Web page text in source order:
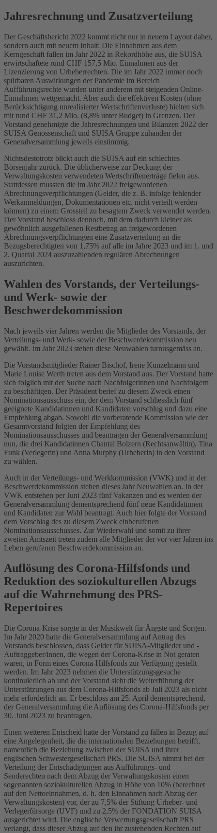
Jahresrechnung und Zusatzverteilung
Der Geschäftsbericht 2022 kommt nicht nur in neuem Layout daher,
sondern auch mit neuem Inhalt: Die Einnahmen aus dem
Kerngeschäft fallen im Jahr 2022 in Rekordhöhe aus, die SUISA
erwirtschaftete rund CHF 157,5 Mio. Einnahmen aus der
Lizenzierung von Urheberrechten. Die im Jahr 2022 immer noch
spürbaren Auswirkungen der Pandemie im Bereich
Aufführungsrechte wurden unter anderem mit steigenden Online-
Einnahmen wettgemacht. Aber auch die effektiven Kosten (ohne
Berücksichtigung unrealisierter Wertschriftenverluste) hielten sich
mit rund CHF 31,2 Mio. (8,8% unter Budget) in Grenzen. Der
Vorstand genehmigte die Jahresrechnungen und Bilanzen 2022 der
SUISA Genossenschaft und SUISA Gruppe zuhanden der
Generalversammlung jeweils einstimmig.
Nichtsdestotrotz blickt auch die SUISA auf ein schlechtes
Börsenjahr zurück. Die üblicherweise zur Deckung der
Verwaltungskosten verwendeten Wertschriftenerträge fielen aus.
Stattdessen mussten die im Jahr 2022 freigewordenen
Abrechnungsverpflichtungen (Gelder, die z. B. infolge fehlender
Werkanmeldungen, Dokumentationen etc. nicht verteilt werden
können) zu einem Grossteil zu besagtem Zweck verwendet werden.
Der Vorstand beschloss dennoch, mit dem dadurch kleiner als
gewöhnlich ausgefallenen Restbetrag an freigewordenen
Abrechnungsverpflichtungen eine Zusatzverteilung an die
Bezugsberechtigten von 1,75% auf alle im Jahre 2023 und im 1. und
2. Quartal 2024 auszuzahlenden regulären Abrechnungen
auszurichten.
Wahlen des Vorstands, der Verteilungs-
und Werk- sowie der
Beschwerdekommission
Nach jeweils vier Jahren werden die Mitglieder des Vorstands, der
Verteilungs- und Werk- sowie der Beschwerdekommission neu
gewählt. Im Jahr 2023 stehen diese Neuwahlen turnusgemäss an.
Die Vorstandsmitglieder Rainer Bischof, Irene Kunzelmann und
Marie Louise Werth treten aus dem Vorstand aus. Der Vorstand hatte
sich folglich mit der Suche nach Nachfolgerinnen und Nachfolgern
zu beschäftigen. Der Präsident berief zu diesem Zweck einen
Nominationsausschuss ein, der dem Vorstand schliesslich fünf
geeignete Kandidatinnen und Kandidaten vorschlug und dazu eine
Empfehlung abgab. Sowohl die vorberatende Kommission wie der
Gesamtvorstand folgten der Empfehlung des
Nominationsausschusses und beantragen der Generalversammlung
nun, die drei Kandidatinnen Chantal Bolzern (Rechtsanwältin), Tina
Funk (Verlegerin) und Anna Murphy (Urheberin) in den Vorstand
zu wählen.
Auch in der Verteilungs- und Werkkommission (VWK) und in der
Beschwerdekommission stehen dieses Jahr Neuwahlen an. In der
VWK entstehen per Juni 2023 fünf Vakanzen und es werden der
Generalversammlung dementsprechend fünf neue Kandidatinnen
und Kandidaten zur Wahl beantragt. Auch hier folgte der Vorstand
dem Vorschlag des zu diesem Zweck einberufenen
Nominationsausschusses. Zur Wiederwahl und somit zu ihrer
zweiten Amtszeit treten zudem alle Mitglieder der vor vier Jahren ins
Leben gerufenen Beschwerdekommission an.
Auflösung des Corona-Hilfsfonds und
Reduktion des soziokulturellen Abzugs
auf die Wahrnehmung des PRS-
Repertoires
Die Corona-Krise sorgte in der Musikwelt für Ängste und Sorgen.
Im Jahr 2020 hatte die Generalversammlung auf Antrag des
Vorstands beschlossen, dass Gelder für SUISA-Mitglieder und -
Auftraggeber/innen, die wegen der Corona-Krise in Not geraten
waren, in Form eines Corona-Hilfsfonds zur Verfügung gestellt
werden. Im Jahr 2023 nehmen die Unterstützungsgesuche
kontinuierlich ab und der Vorstand sieht die Weiterführung der
Unterstützungen aus dem Corona-Hilfsfonds ab Juli 2023 als nicht
mehr erforderlich an. Er beschloss am 25. April dementsprechend,
der Generalversammlung die Auflösung des Corona-Hilfsfonds per
30. Juni 2023 zu beantragen.
Einen weiteren Entscheid hatte der Vorstand zu fällen in Bezug auf
eine Angelegenheit, die die internationalen Beziehungen betrifft,
namentlich die Beziehung zwischen der SUISA und ihrer
englischen Schwestergesellschaft PRS. Die SUISA nimmt bei der
Verteilung der Entschädigungen aus Aufführungs- und
Senderechten nach dem Abzug der Verwaltungskosten einen
sogenannten soziokulturellen Abzug in Höhe von 10% (berechnet
auf den Nettoeinnahmen, d. h. den Einnahmen nach Abzug der
Verwaltungskosten) vor, der zu 7,5% der Stiftung Urheber- und
Verlegerfürsorge (UVF) und zu 2,5% der FONDATION SUISA
ausgerichtet wird. Die englische Verwertungsgesellschaft PRS
verlangt, dass dieser Abzug auf den ihr zustehenden Rechten auf